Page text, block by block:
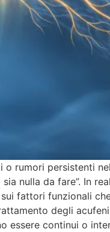
o rumori persistenti
nulla da fare”. In
fattori funzionali
degli
essere continui o